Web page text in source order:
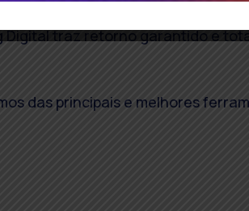
Digital traz retorno garantido e
das principais e melhores